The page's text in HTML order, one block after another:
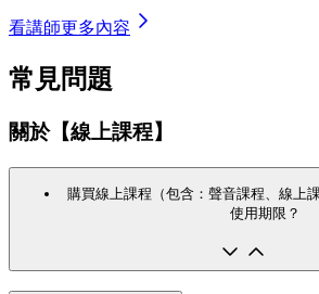
看講師更多內容
常見問題
關於【線上課程】
購買線上課程（包含：聲音課程、線上
使用期限？